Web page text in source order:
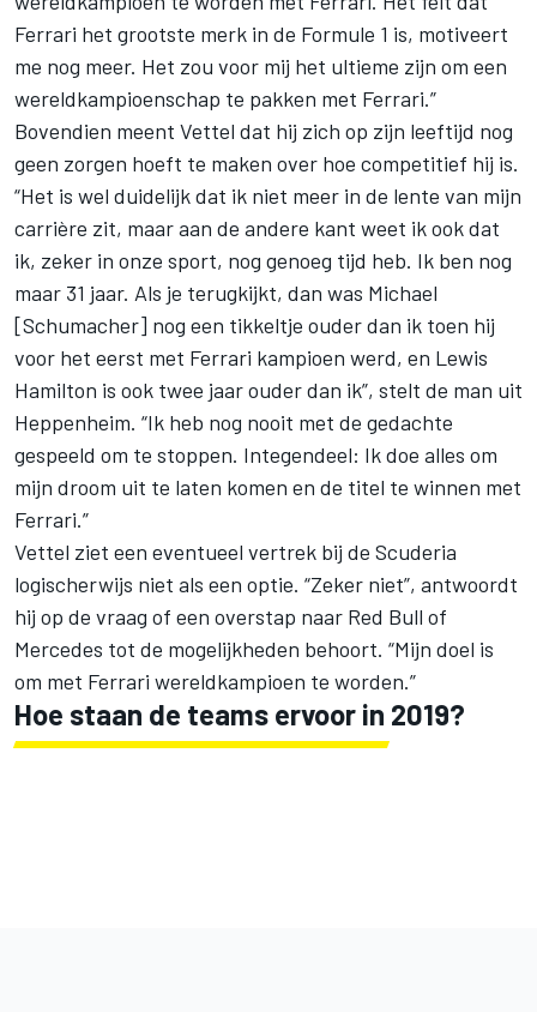
Ferrari het grootste merk in de Formule 1 is, motiveert
me nog meer. Het zou voor mij het ultieme zijn om een
wereldkampioenschap te pakken met Ferrari.”
Bovendien meent Vettel dat hij zich op zijn leeftijd nog
geen zorgen hoeft te maken over hoe competitief hij is.
“Het is wel duidelijk dat ik niet meer in de lente van mijn
carrière zit, maar aan de andere kant weet ik ook dat
ik, zeker in onze sport, nog genoeg tijd heb. Ik ben nog
maar 31 jaar. Als je terugkijkt, dan was Michael
[Schumacher] nog een tikkeltje ouder dan ik toen hij
voor het eerst met Ferrari kampioen werd, en Lewis
Hamilton is ook twee jaar ouder dan ik”, stelt de man uit
Heppenheim. “Ik heb nog nooit met de gedachte
gespeeld om te stoppen. Integendeel: Ik doe alles om
mijn droom uit te laten komen en de titel te winnen met
Ferrari.”
Vettel ziet een eventueel vertrek bij de Scuderia
logischerwijs niet als een optie. “Zeker niet”, antwoordt
hij op de vraag of een overstap naar Red Bull of
Mercedes tot de mogelijkheden behoort. “Mijn doel is
om met Ferrari wereldkampioen te worden.”
Hoe staan de teams ervoor in 2019?